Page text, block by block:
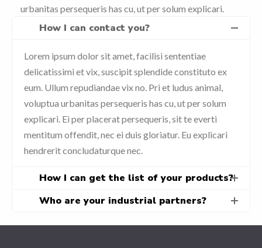
urbanitas persequeris has cu, ut per solum explicari.
How I can contact you?
Lorem ipsum dolor sit amet, facilisi sententiae
delicatissimi et vix, suscipit splendide constituto ex
eum. Ullum repudiandae vix no. Pri et ludus animal,
voluptua urbanitas persequeris has cu, ut per solum
explicari. Ei per placerat persequeris, sit te everti
mentitum offendit, nec ei duis gloriatur. Eu explicari
hendrerit concludaturque nec.
How I can get the list of your products?
Who are your industrial partners?